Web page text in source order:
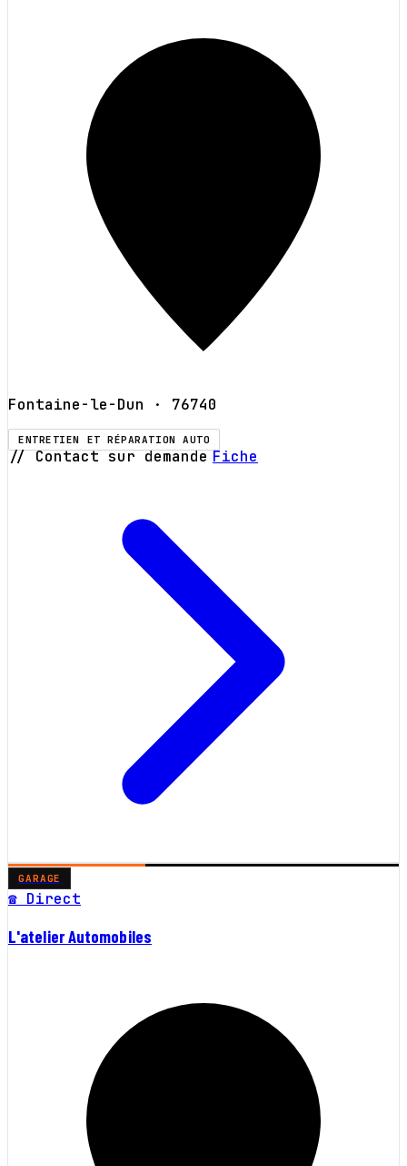
Fontaine-le-Dun · 76740
ENTRETIEN ET RÉPARATION AUTO
// Contact sur demande Fiche
GARAGE
☎ Direct
L'atelier Automobiles